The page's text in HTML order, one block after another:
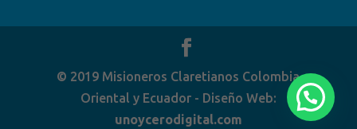
© 2019 Misioneros Claretianos Colombia
Oriental y Ecuador - Diseño Web:
unoycerodigital.com